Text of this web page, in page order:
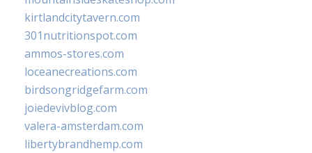
kirtlandcitytavern.com
301nutritionspot.com
ammos-stores.com
loceanecreations.com
birdsongridgefarm.com
joiedevivblog.com
valera-amsterdam.com
libertybrandhemp.com